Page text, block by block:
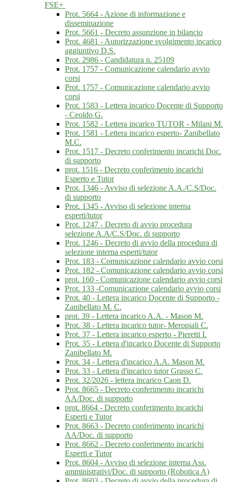
FSE+
Prot. 5664 - Azione di informazione e
disseminazione
Prot. 5661 - Decreto assunzione in bilancio
Prot. 4681 - Autorizzazione svolgimento incarico
aggiuntivo D.S.
Prot. 2986 - Candidatura n. 25109
Prot. 1757 - Comunicazione calendario avvio
corsi
Prot. 1757 - Comunicazione calendario avvio
corsi
Prot. 1583 - Lettera incarico Docente di Supporto
- Ceoldo G.
Prot. 1582 - Lettera incarico TUTOR - Milani M.
Prot. 1581 - Lettera incarico esperto- Zanibellato
M.C.
Prot. 1517 - Decreto conferimento incarichi Doc.
di supporto
prot. 1516 - Decreto conferimento incarichi
Esperto e Tutor
Prot. 1346 - Avviso di selezione A.A./C.S/Doc.
di supporto
Prot. 1345 - Avviso di selezione interna
esperti/tutor
Prot. 1247 - Decreto di avvio procedura
selezione A.A/C.S/Doc. di supporto
Prot. 1246 - Decreto di avvio della procedura di
selezione interna esperti/tutor
Prot. 183 - Comunicazione calendario avvio corsi
Prot. 182 - Comunicazione calendario avvio corsi
prot. 160 - Comunicazione calendario avvio corsi
Prot. 133 -Comunicazione calendario avvio corsi
Prot. 40 - Lettera incarico Docente di Supporto -
Zanibellato M. C.
prot. 39 - Lettera incarico A.A. - Mason M.
Prot. 38 - Lettera incarico tutor- Meropiali C.
Prot. 37 - Lettera incarico esperto - Pieretti I.
Prot. 35 - Lettera d'incarico Docente di Supporto
Zanibellato M.
Prot. 34 - Lettera d'incarico A.A. Mason M.
Prot. 33 - Lettera d'incarico tutor Grasso C.
Prot. 32/2026 - lettera incarico Caon D.
Prot. 8665 - Decreto conferimento incarichi
AA/Doc. di supporto
prot. 8664 - Decreto conferimento incarichi
Esperti e Tutor
Prot. 8663 - Decreto conferimento incarichi
AA/Doc. di supporto
Prot. 8662 - Decreto conferimento incarichi
Esperti e Tutor
Prot. 8604 - Avviso di selezione interna Ass.
amministrativi/Doc. di supporto (Robotica A)